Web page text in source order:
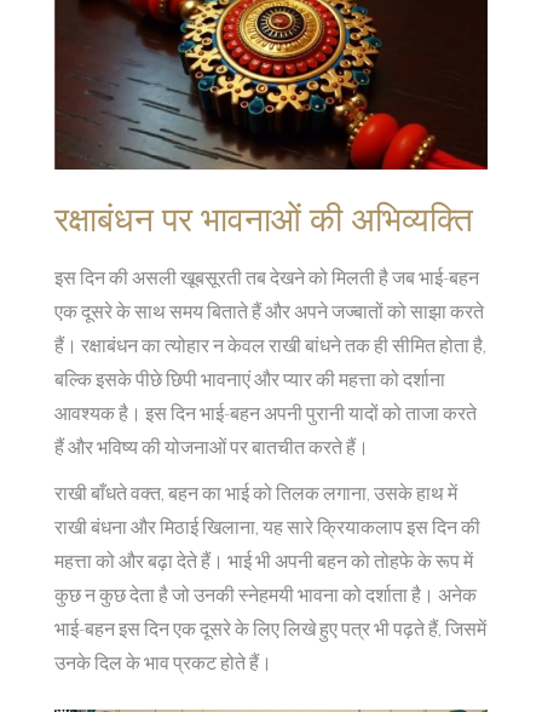
रक्षाबंधन पर भावनाओं की अभिव्यक्ति
इस दिन की असली खूबसूरती तब देखने को मिलती है जब भाई-बहन
एक दूसरे के साथ समय बिताते हैं और अपने जज्बातों को साझा करते
हैं। रक्षाबंधन का त्योहार न केवल राखी बांधने तक ही सीमित होता है,
बल्कि इसके पीछे छिपी भावनाएं और प्यार की महत्ता को दर्शाना
आवश्यक है। इस दिन भाई-बहन अपनी पुरानी यादों को ताजा करते
हैं और भविष्य की योजनाओं पर बातचीत करते हैं।
राखी बाँधते वक्त, बहन का भाई को तिलक लगाना, उसके हाथ में
राखी बंधना और मिठाई खिलाना, यह सारे क्रियाकलाप इस दिन की
महत्ता को और बढ़ा देते हैं। भाई भी अपनी बहन को तोहफे के रूप में
कुछ न कुछ देता है जो उनकी स्नेहमयी भावना को दर्शाता है। अनेक
भाई-बहन इस दिन एक दूसरे के लिए लिखे हुए पत्र भी पढ़ते हैं, जिसमें
उनके दिल के भाव प्रकट होते हैं।